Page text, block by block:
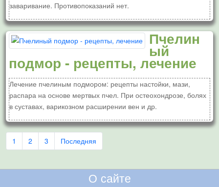
заваривание. Противопоказаний нет.
Пчелин
ый
подмор - рецепты, лечение
Лечение пчелиным подмором: рецепты настойки, мази,
распара на основе мертвых пчел. При остеохондрозе, болях
в суставах, варикозном расширении вен и др.
1 2 3 Последняя
О сайте